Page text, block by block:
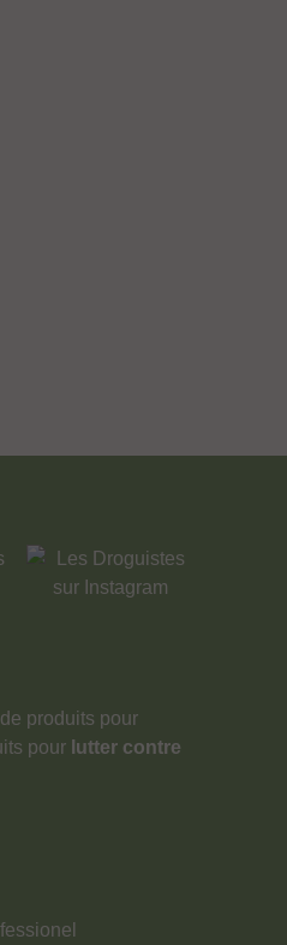
produits pour
pour lutter contre